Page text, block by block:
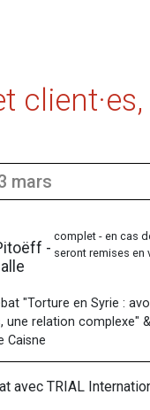
mars
-
complet - en cas
seront remises en
"Torture en Syrie :
une relation complexe"
Caisne
avec TRIAL